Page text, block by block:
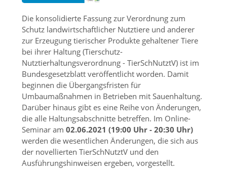
Die konsolidierte Fassung zur Verordnung zum
Schutz landwirtschaftlicher Nutztiere und anderer
zur Erzeugung tierischer Produkte gehaltener Tiere
bei ihrer Haltung (Tierschutz-
Nutztierhaltungsverordnung - TierSchNutztV) ist im
Bundesgesetzblatt veröffentlicht worden. Damit
beginnen die Übergangsfristen für
Umbaumaßnahmen in Betrieben mit Sauenhaltung.
Darüber hinaus gibt es eine Reihe von Änderungen,
die alle Haltungsabschnitte betreffen. Im Online-
Seminar am 02.06.2021 (19:00 Uhr - 20:30 Uhr)
werden die wesentlichen Änderungen, die sich aus
der novellierten TierSchNutztV und den
Ausführungshinweisen ergeben, vorgestellt.